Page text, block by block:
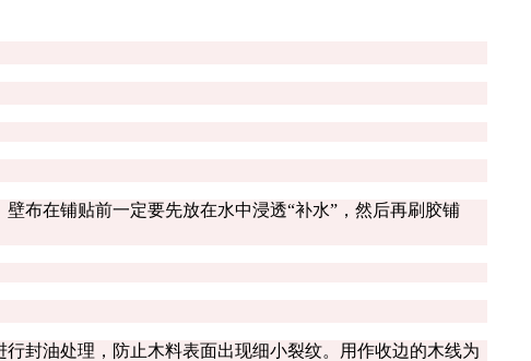
在铺贴前一定要先放在水中浸透“补水”，然后再刷胶铺
封油处理，防止木料表面出现细小裂纹。用作收边的木线为